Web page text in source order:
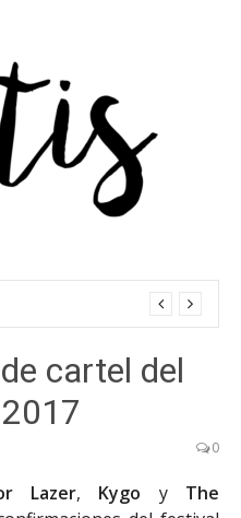
cartel del
0
Lazer, Kygo y The